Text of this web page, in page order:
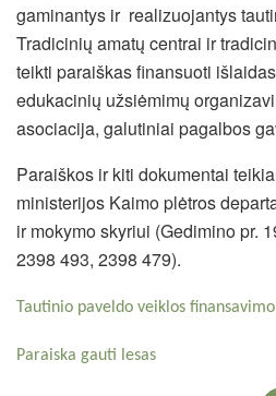
gaminantys ir realizuojantys
Tradicinių amatų centrai ir
teikti paraiškas finansuoti
edukacinių užsiėmimų
asociacija, galutiniai pagalbos
Paraiškos ir kiti dokumentai
ministerijos Kaimo plėtros
ir mokymo skyriui (Gedimino pr.
2398 493, 2398 479).
Tautinio paveldo veiklos
Paraiska gauti lesas